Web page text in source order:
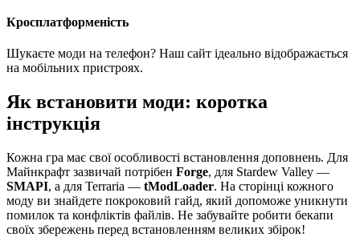
Кросплатформеність
Шукаєте моди на телефон? Наш сайт ідеально відображається
на мобільних пристроях.
Як встановити моди: коротка
інструкція
Кожна гра має свої особливості встановлення доповнень. Для
Майнкрафт зазвичай потрібен Forge, для Stardew Valley —
SMAPI, а для Terraria — tModLoader. На сторінці кожного
моду ви знайдете покроковий гайд, який допоможе уникнути
помилок та конфліктів файлів. Не забувайте робити бекапи
своїх збережень перед встановленням великих збірок!